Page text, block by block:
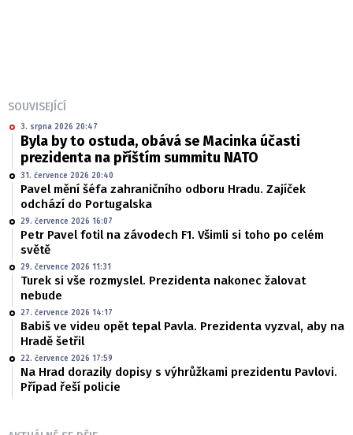
SOUVISEJÍCÍ
3. srpna 2026 20:47
Byla by to ostuda, obává se Macinka účasti
prezidenta na příštím summitu NATO
31. července 2026 20:40
Pavel mění šéfa zahraničního odboru Hradu. Zajíček
odchází do Portugalska
29. července 2026 16:07
Petr Pavel fotil na závodech F1. Všimli si toho po celém
světě
29. července 2026 11:31
Turek si vše rozmyslel. Prezidenta nakonec žalovat
nebude
27. července 2026 14:17
Babiš ve videu opět tepal Pavla. Prezidenta vyzval, aby na
Hradě šetřil
22. července 2026 17:59
Na Hrad dorazily dopisy s výhrůžkami prezidentu Pavlovi.
Případ řeší policie